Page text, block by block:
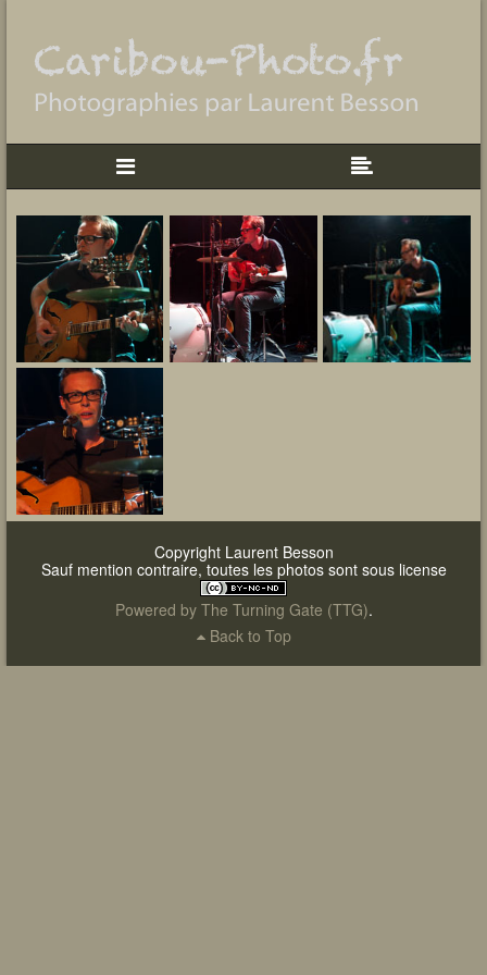
Copyright Laurent Besson
Sauf mention contraire, toutes les photos sont sous license
Powered by The Turning Gate (TTG).
Back to Top